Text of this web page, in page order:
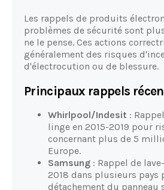
Les rappels de produits
problèmes de sécurité sont
ne le pense. Ces actions
généralement des risques
d'électrocution ou de blessure.
Principaux rappels
Whirlpool/Indesit :
linge en 2015-2019 pour
concernant plus de 5
Europe.
Samsung : Rappel de
2018 dans plusieurs pays
détachement du panneau